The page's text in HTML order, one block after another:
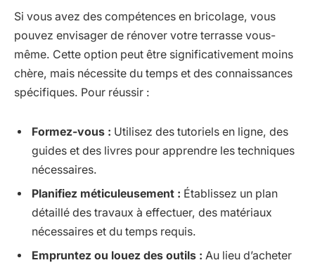
Si vous avez des compétences en bricolage, vous
pouvez envisager de rénover votre terrasse vous-
même. Cette option peut être significativement moins
chère, mais nécessite du temps et des connaissances
spécifiques. Pour réussir :
Formez-vous : Utilisez des tutoriels en ligne, des
guides et des livres pour apprendre les techniques
nécessaires.
Planifiez méticuleusement : Établissez un plan
détaillé des travaux à effectuer, des matériaux
nécessaires et du temps requis.
Empruntez ou louez des outils : Au lieu d’acheter